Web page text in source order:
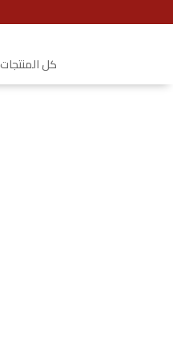
كل المنتجات